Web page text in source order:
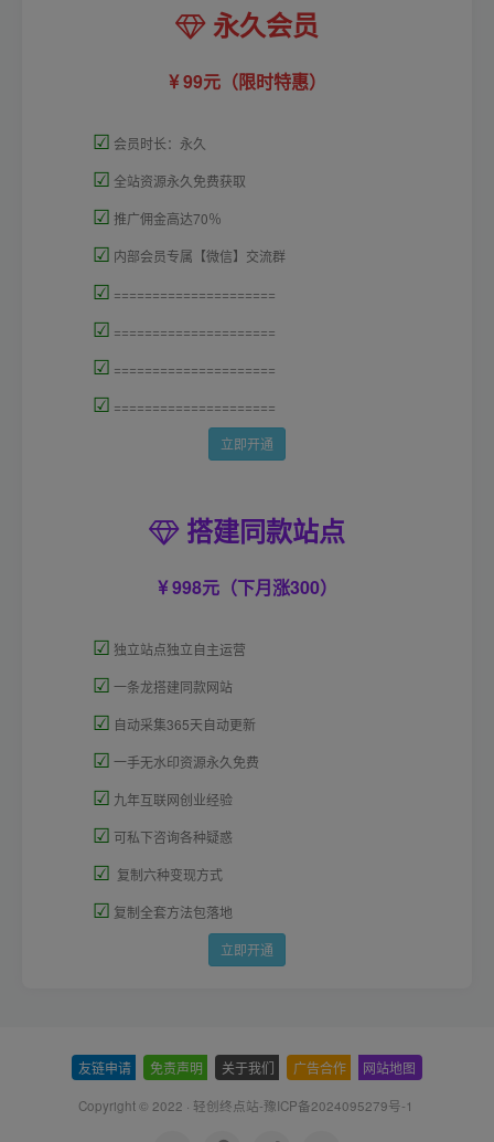
永久会员
99元（限时特惠）
☑ 会员时长：永久
☑ 全站资源永久免费获取
☑ 推广佣金高达70％
☑ 内部会员专属【微信】交流群
☑ =====================
☑ =====================
☑ =====================
☑ =====================
立即开通
搭建同款站点
998元（下月涨300）
☑ 独立站点独立自主运营
☑ 一条龙搭建同款网站
☑ 自动采集365天自动更新
☑ 一手无水印资源永久免费
☑ 九年互联网创业经验
☑ 可私下咨询各种疑惑
☑ 复制六种变现方式
☑ 复制全套方法包落地
立即开通
友链申请 免责声明 关于我们 广告合作 网站地图
Copyright © 2022 · 轻创终点站-豫ICP备2024095279号-1